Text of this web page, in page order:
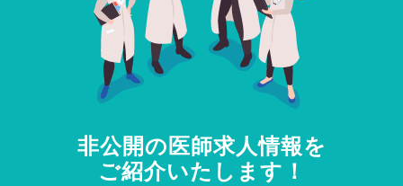
非公開の医師求人情報を
ご紹介いたします！